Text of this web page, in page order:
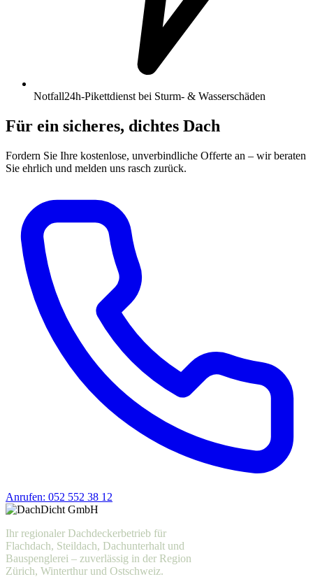
Notfall24h-Pikettdienst bei Sturm- & Wasserschäden
Für ein sicheres, dichtes Dach
Fordern Sie Ihre kostenlose, unverbindliche Offerte an – wir beraten
Sie ehrlich und melden uns rasch zurück.
Anrufen: 052 552 38 12
Ihr regionaler Dachdeckerbetrieb für
Flachdach, Steildach, Dachunterhalt und
Bauspenglerei – zuverlässig in der Region
Zürich, Winterthur und Ostschweiz.